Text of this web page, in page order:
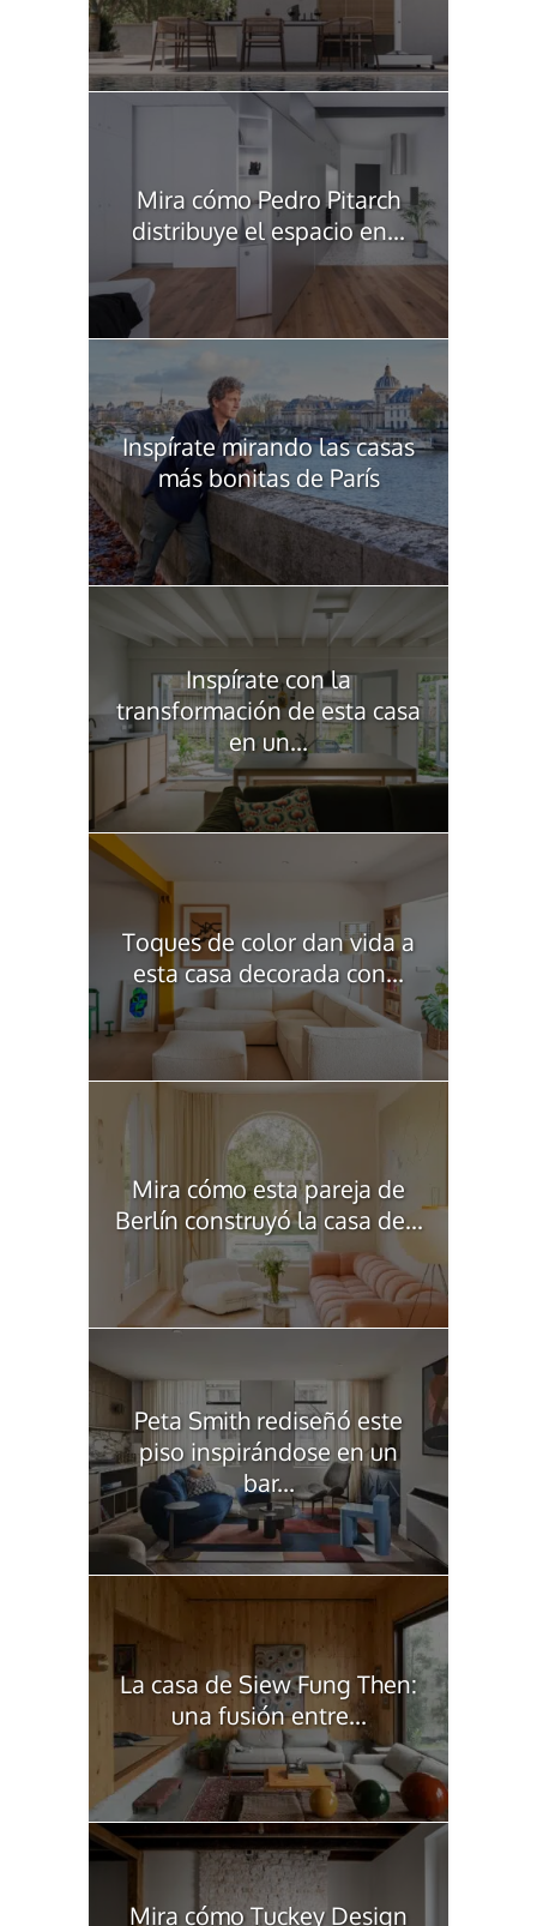
Mira cómo Pedro Pitarch
distribuye el espacio en...
Inspírate mirando las casas
más bonitas de París
Inspírate con la
transformación de esta casa
en un...
Toques de color dan vida a
esta casa decorada con...
Mira cómo esta pareja de
Berlín construyó la casa de...
Peta Smith rediseñó este
piso inspirándose en un
bar...
La casa de Siew Fung Then:
una fusión entre...
Mira cómo Tuckey Design